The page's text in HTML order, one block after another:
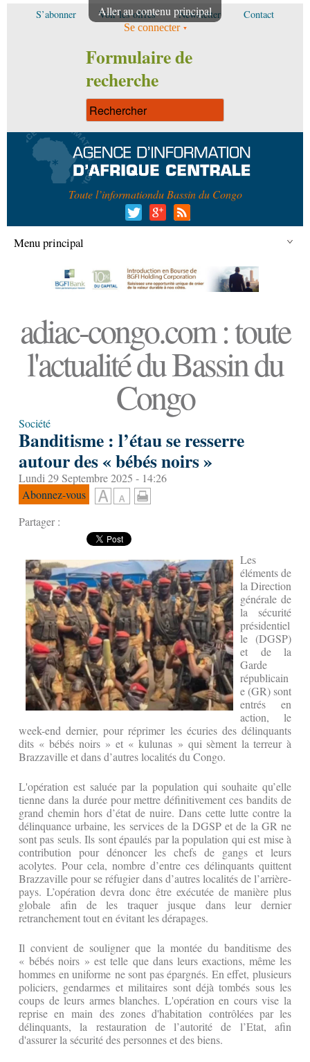
Aller au contenu principal
S’abonner Voir les offres Newsletter Contact
Se connecter
Formulaire de
recherche
Toute l’informationdu Bassin du Congo
Menu principal
adiac-congo.com : toute
l'actualité du Bassin du
Congo
Société
Banditisme : l’étau se resserre
autour des « bébés noirs »
Lundi 29 Septembre 2025 - 14:26
Abonnez-vous
Partager :
Les
éléments de
la Direction
générale de
la sécurité
présidentiel
le (DGSP)
et de la
Garde
républicain
e (GR) sont
entrés en
action, le
week-end dernier, pour réprimer les écuries des délinquants
dits « bébés noirs » et « kulunas » qui sèment la terreur à
Brazzaville et dans d’autres localités du Congo.
L'opération est saluée par la population qui souhaite qu’elle
tienne dans la durée pour mettre définitivement ces bandits de
grand chemin hors d’état de nuire. Dans cette lutte contre la
délinquance urbaine, les services de la DGSP et de la GR ne
sont pas seuls. Ils sont épaulés par la population qui est mise à
contribution pour dénoncer les chefs de gangs et leurs
acolytes. Pour cela, nombre d’entre ces délinquants quittent
Brazzaville pour se réfugier dans d’autres localités de l’arrière-
pays. L’opération devra donc être exécutée de manière plus
globale afin de les traquer jusque dans leur dernier
retranchement tout en évitant les dérapages.
Il convient de souligner que la montée du banditisme des
« bébés noirs » est telle que dans leurs exactions, même les
hommes en uniforme ne sont pas épargnés. En effet, plusieurs
policiers, gendarmes et militaires sont déjà tombés sous les
coups de leurs armes blanches. L'opération en cours vise la
reprise en main des zones d'habitation contrôlées par les
délinquants, la restauration de l’autorité de l’Etat, afin
d'assurer la sécurité des personnes et des biens.